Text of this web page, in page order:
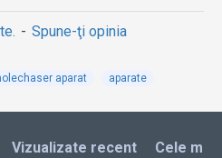
- Spune-ţi opinia
aparat aparate
Vizualizate recent Cele mai